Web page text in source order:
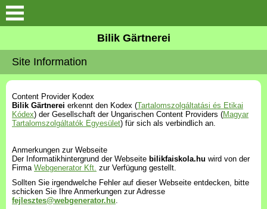
Vorstellung
Kontakt
Katalog
Galerie
Bilik Gärtnerei
Site Information
Content Provider Kodex
Bilik Gärtnerei erkennt den Kodex (Tartalomszolgáltatási és Etikai
Kódex) der Gesellschaft der Ungarischen Content Providers (Magyar
Tartalomszolgáltatók Egyesület) für sich als verbindlich an.
Anmerkungen zur Webseite
Der Informatikhintergrund der Webseite bilikfaiskola.hu wird von der
Firma Webgenerator Kft. zur Verfügung gestellt.
Sollten Sie irgendwelche Fehler auf dieser Webseite entdecken, bitte
schicken Sie Ihre Anmerkungen zur Adresse
fejlesztes@webgenerator.hu.